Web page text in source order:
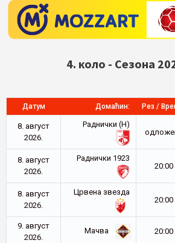
4. коло - Сезона
Датум Домаћин: Рез /
8. август
2026.
Раднички (Н)
8. август
2026.
Раднички 1923
20:00
8. август
2026.
Црвена звезда
20:00
9. август
2026.
Мачва 20:00